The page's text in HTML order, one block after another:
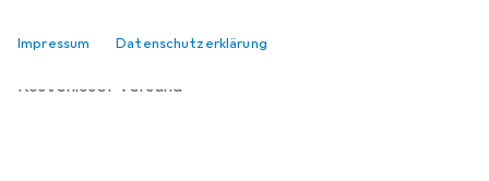
Impressum Datenschutzerklärung
kostenloser Versand